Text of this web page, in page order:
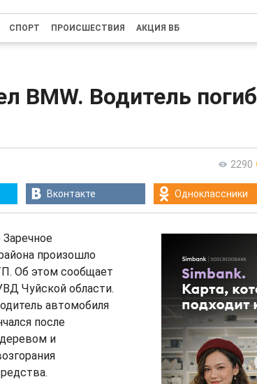
СПОРТ ПРОИСШЕСТВИЯ АКЦИЯ ВБ
BMW. Водитель погиб
2290
Вконтакте Одноклассники
Заречное
произошло
Об этом сообщает
Чуйской области.
автомобиля
после
и